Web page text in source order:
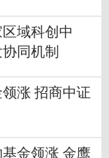
域科创中
同机制
涨 招商中证
金领涨 金鹰